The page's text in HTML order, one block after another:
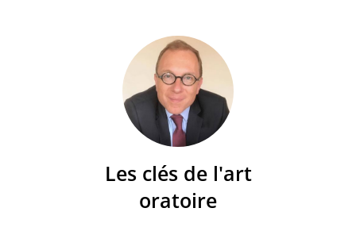
Les clés de l'art
oratoire